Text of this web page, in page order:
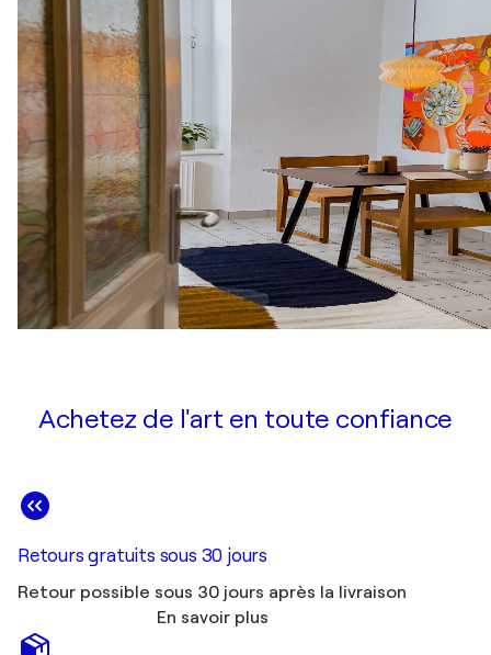
Achetez de l'art en toute confiance
Retours gratuits sous 30 jours
Retour possible sous 30 jours après la livraison
En savoir plus